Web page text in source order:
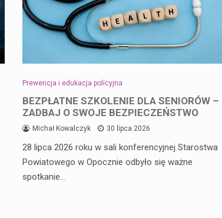
Prewencja i edukacja policyjna
BEZPŁATNE SZKOLENIE DLA SENIORÓW –
ZADBAJ O SWOJE BEZPIECZEŃSTWO
Michał Kowalczyk 30 lipca 2026
28 lipca 2026 roku w sali konferencyjnej Starostwa
Powiatowego w Opocznie odbyło się ważne
spotkanie…